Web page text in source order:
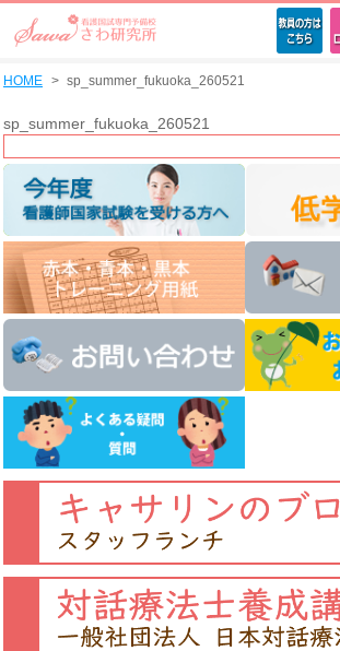
HOME sp_summer_fukuoka_260521
sp_summer_fukuoka_260521